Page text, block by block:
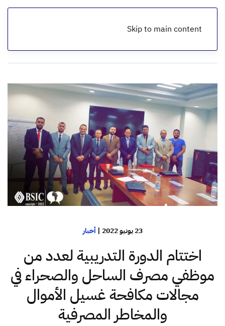
Skip to main content
الرئيسية
23 يونيو 2022 |أخبار
اختتام الدورة التدريبية لعدد من
موظفي مصرف الساحل والصحراء في
مجالات مكافحة غسيل الأموال
والمخاطر المصرفية